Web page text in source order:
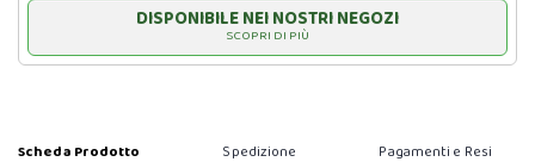
DISPONIBILE NEI NOSTRI NEGOZI
SCOPRI DI PIÙ
Scheda Prodotto Spedizione Pagamenti e Resi